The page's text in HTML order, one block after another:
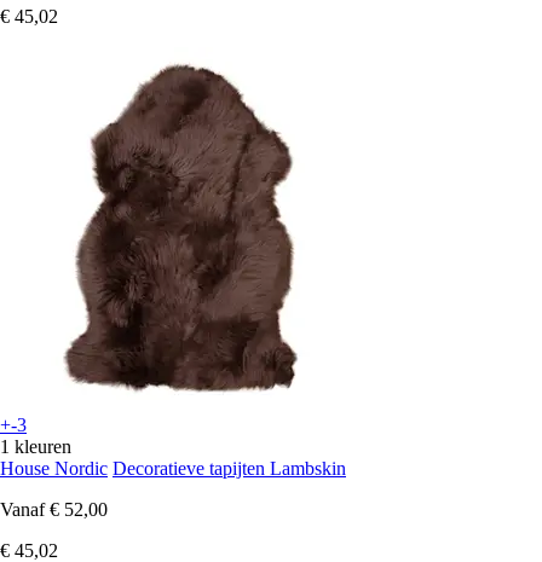
€ 45,02
+-3
1 kleuren
House Nordic Decoratieve tapijten Lambskin
Vanaf € 52,00
€ 45,02